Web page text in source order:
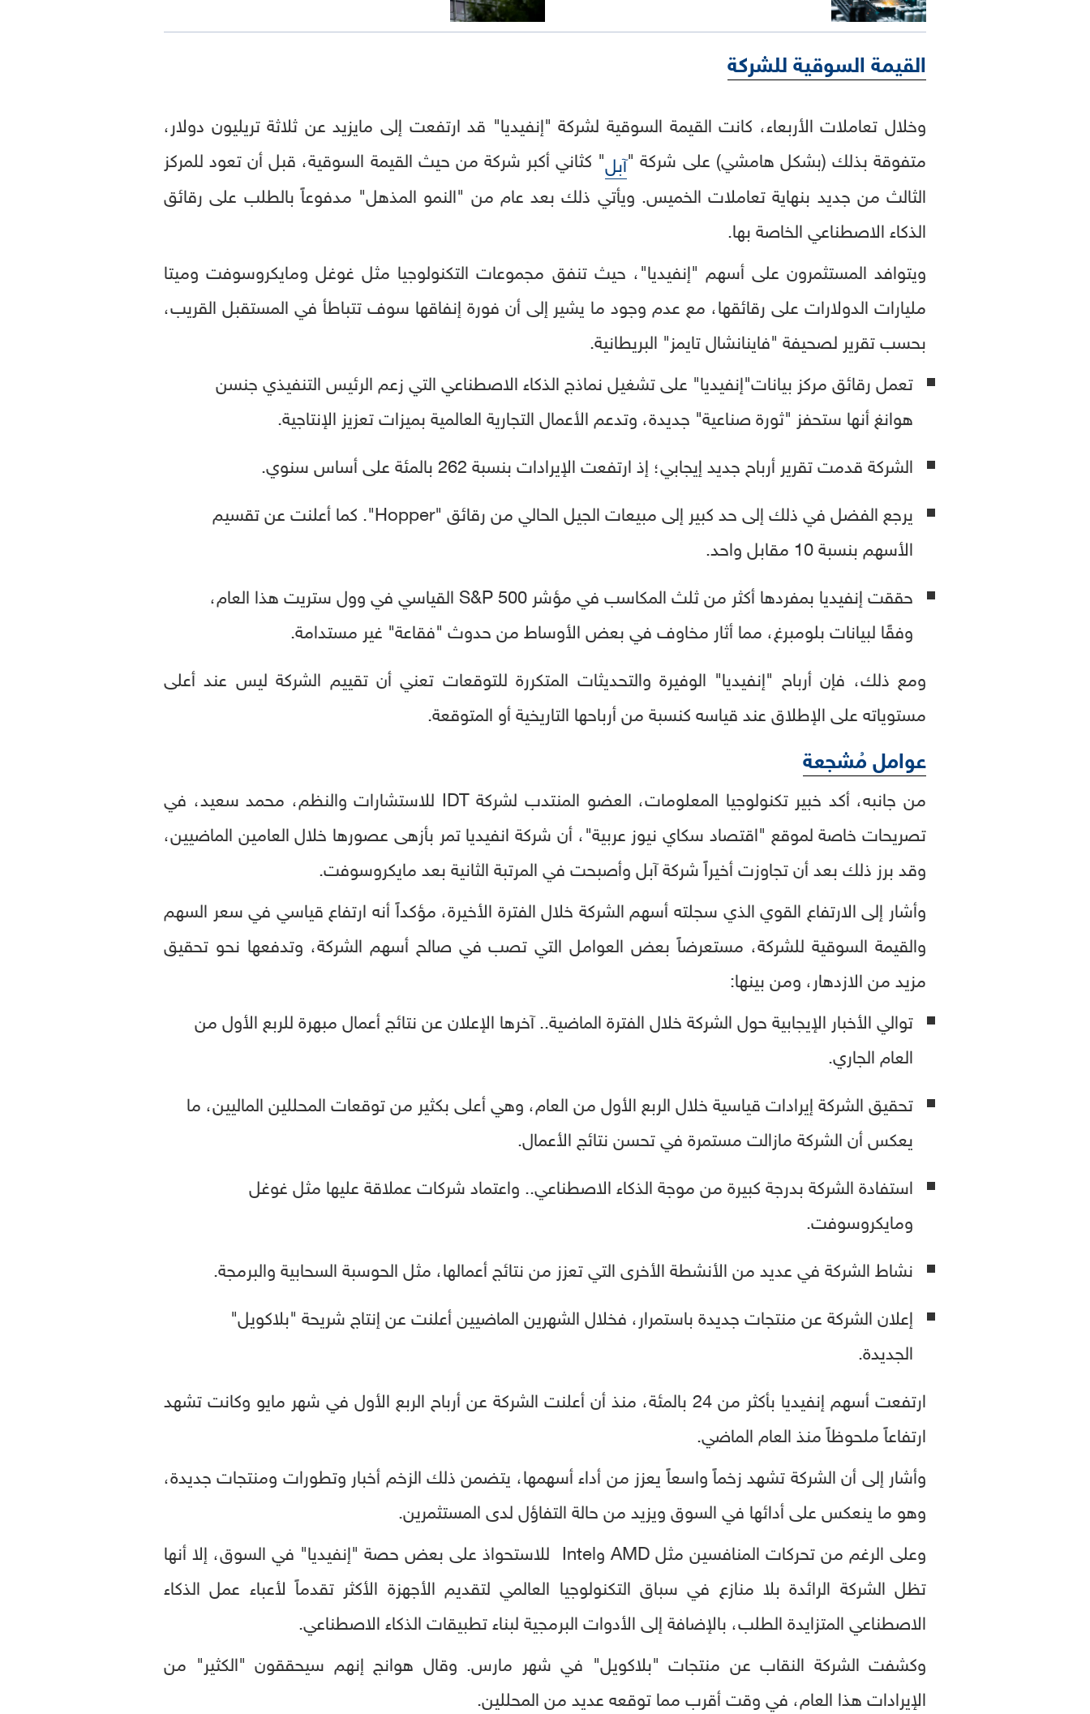
القيمة السوقية للشركة
وخلال تعاملات الأربعاء، كانت القيمة السوقية لشركة "إنفيديا" قد ارتفعت إلى مايزيد عن ثلاثة تريليون دولار،
متفوقة بذلك (بشكل هامشي) على شركة "آبل" كثاني أكبر شركة من حيث القيمة السوقية، قبل أن تعود للمركز
الثالث من جديد بنهاية تعاملات الخميس. ويأتي ذلك بعد عام من "النمو المذهل" مدفوعاً بالطلب على رقائق
الذكاء الاصطناعي الخاصة بها.
ويتوافد المستثمرون على أسهم "إنفيديا"، حيث تنفق مجموعات التكنولوجيا مثل غوغل ومايكروسوفت وميتا
مليارات الدولارات على رقائقها، مع عدم وجود ما يشير إلى أن فورة إنفاقها سوف تتباطأ في المستقبل القريب،
بحسب تقرير لصحيفة "فاينانشال تايمز" البريطانية.
تعمل رقائق مركز بيانات"إنفيديا" على تشغيل نماذج الذكاء الاصطناعي التي زعم الرئيس التنفيذي جنسن
هوانغ أنها ستحفز "ثورة صناعية" جديدة، وتدعم الأعمال التجارية العالمية بميزات تعزيز الإنتاجية.
الشركة قدمت تقرير أرباح جديد إيجابي؛ إذ ارتفعت الإيرادات بنسبة 262 بالمئة على أساس سنوي.
يرجع الفضل في ذلك إلى حد كبير إلى مبيعات الجيل الحالي من رقائق "Hopper". كما أعلنت عن تقسيم
الأسهم بنسبة 10 مقابل واحد.
حققت إنفيديا بمفردها أكثر من ثلث المكاسب في مؤشر S&P 500 القياسي في وول ستريت هذا العام،
وفقًا لبيانات بلومبرغ، مما أثار مخاوف في بعض الأوساط من حدوث "فقاعة" غير مستدامة.
ومع ذلك، فإن أرباح "إنفيديا" الوفيرة والتحديثات المتكررة للتوقعات تعني أن تقييم الشركة ليس عند أعلى
مستوياته على الإطلاق عند قياسه كنسبة من أرباحها التاريخية أو المتوقعة.
عوامل مُشجعة
من جانبه، أكد خبير تكنولوجيا المعلومات، العضو المنتدب لشركة IDT للاستشارات والنظم، محمد سعيد، في
تصريحات خاصة لموقع "اقتصاد سكاي نيوز عربية"، أن شركة انفيديا تمر بأزهى عصورها خلال العامين الماضيين،
وقد برز ذلك بعد أن تجاوزت أخيراً شركة آبل وأصبحت في المرتبة الثانية بعد مايكروسوفت.
وأشار إلى الارتفاع القوي الذي سجلته أسهم الشركة خلال الفترة الأخيرة، مؤكداً أنه ارتفاع قياسي في سعر السهم
والقيمة السوقية للشركة، مستعرضاً بعض العوامل التي تصب في صالح أسهم الشركة، وتدفعها نحو تحقيق
مزيد من الازدهار، ومن بينها:
توالي الأخبار الإيجابية حول الشركة خلال الفترة الماضية.. آخرها الإعلان عن نتائج أعمال مبهرة للربع الأول من
العام الجاري.
تحقيق الشركة إيرادات قياسية خلال الربع الأول من العام، وهي أعلى بكثير من توقعات المحللين الماليين، ما
يعكس أن الشركة مازالت مستمرة في تحسن نتائج الأعمال.
استفادة الشركة بدرجة كبيرة من موجة الذكاء الاصطناعي.. واعتماد شركات عملاقة عليها مثل غوغل
ومايكروسوفت.
نشاط الشركة في عديد من الأنشطة الأخرى التي تعزز من نتائج أعمالها، مثل الحوسبة السحابية والبرمجة.
إعلان الشركة عن منتجات جديدة باستمرار، فخلال الشهرين الماضيين أعلنت عن إنتاج شريحة "بلاكويل"
الجديدة.
ارتفعت أسهم إنفيديا بأكثر من 24 بالمئة، منذ أن أعلنت الشركة عن أرباح الربع الأول في شهر مايو وكانت تشهد
ارتفاعاً ملحوظاً منذ العام الماضي.
وأشار إلى أن الشركة تشهد زخماً واسعاً يعزز من أداء أسهمها، يتضمن ذلك الزخم أخبار وتطورات ومنتجات جديدة،
وهو ما ينعكس على أدائها في السوق ويزيد من حالة التفاؤل لدى المستثمرين.
وعلى الرغم من تحركات المنافسين مثل AMD وIntel للاستحواذ على بعض حصة "إنفيديا" في السوق، إلا أنها
تظل الشركة الرائدة بلا منازع في سباق التكنولوجيا العالمي لتقديم الأجهزة الأكثر تقدماً لأعباء عمل الذكاء
الاصطناعي المتزايدة الطلب، بالإضافة إلى الأدوات البرمجية لبناء تطبيقات الذكاء الاصطناعي.
وكشفت الشركة النقاب عن منتجات "بلاكويل" في شهر مارس. وقال هوانج إنهم سيحققون "الكثير" من
الإيرادات هذا العام، في وقت أقرب مما توقعه عديد من المحللين.